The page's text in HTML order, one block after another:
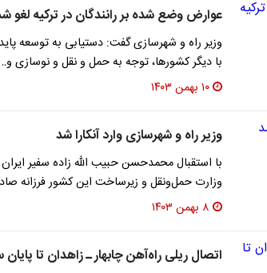
عوارض وضع شده بر رانندگان در ترکیه لغو
وزیر راه و شهرسازی گفت: دستیابی به توسعه
با دیگر کشورها، توجه به حمل و نقل و نوسازی
۱۰ بهمن ۱۴۰۳
وزیر راه و شهرسازی وارد آنکارا شد
با استقبال محمدحسن حبیب الله زاده سفیر
وزارت حمل‌و‌نقل و زیرساخت این کشور فرزانه
۸ بهمن ۱۴۰۳
اتصال ریلی راه‌آهن چابهار ـ زاهدان تا پایان